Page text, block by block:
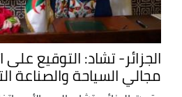
الجزائر- تشاد: التوقيع على
مجالي السياحة والصناعة